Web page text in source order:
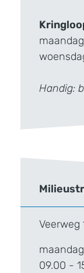
Handig:
Veerweg
09.00 -